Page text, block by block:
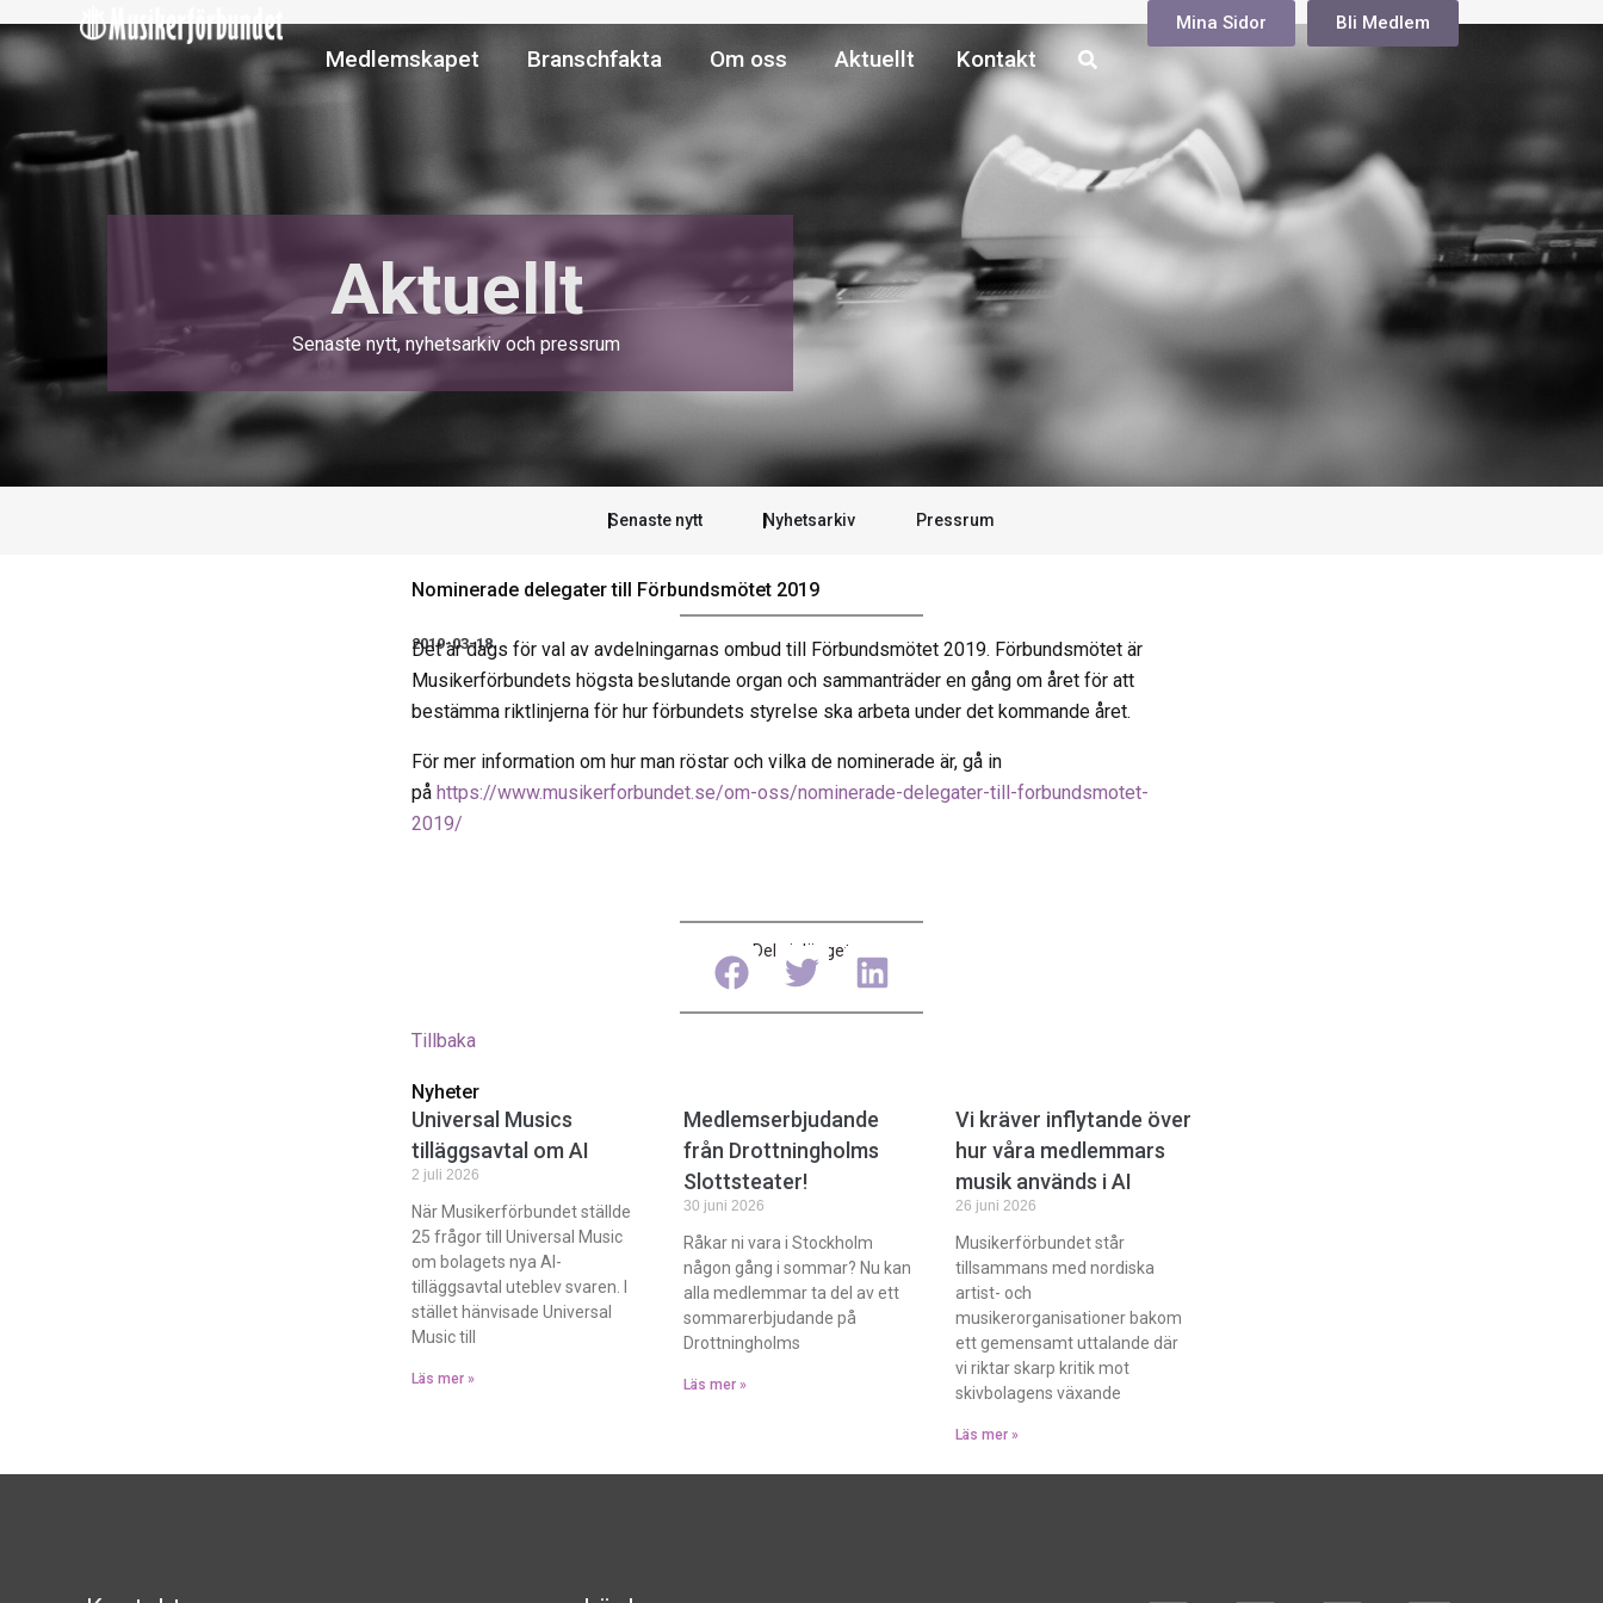
till
innehåll
Medlemskapet ÖPPNA MEDLEMSKAPET
Branschfakta ÖPPNA BRANSCHFAKTA
Om oss ÖPPNA OM OSS
Aktuellt Kontakt ÖPPNA
Mina Sidor Bli Medlem
Aktuellt
Senaste nytt, nyhetsarkiv och pressrum
Senaste nytt Nyhetsarkiv Pressrum
Nominerade delegater till Förbundsmötet 2019
2019-03-18
Det är dags för val av avdelningarnas ombud till Förbundsmötet 2019. Förbundsmötet är
Musikerförbundets högsta beslutande organ och sammanträder en gång om året för att
bestämma riktlinjerna för hur förbundets styrelse ska arbeta under det kommande året.
För mer information om hur man röstar och vilka de nominerade är, gå in
på https://www.musikerforbundet.se/om-oss/nominerade-delegater-till-forbundsmotet-
2019/
Dela inlägget
Tillbaka
Nyheter
Universal Musics
tilläggsavtal om AI
2 juli 2026
När Musikerförbundet ställde
25 frågor till Universal Music
om bolagets nya AI-
tilläggsavtal uteblev svaren. I
stället hänvisade Universal
Music till
Läs mer »
Medlemserbjudande
från Drottningholms
Slottsteater!
30 juni 2026
Råkar ni vara i Stockholm
någon gång i sommar? Nu kan
alla medlemmar ta del av ett
sommarerbjudande på
Drottningholms
Läs mer »
Vi kräver inflytande över
hur våra medlemmars
musik används i AI
26 juni 2026
Musikerförbundet står
tillsammans med nordiska
artist- och
musikerorganisationer bakom
ett gemensamt uttalande där
vi riktar skarp kritik mot
skivbolagens växande
Läs mer »